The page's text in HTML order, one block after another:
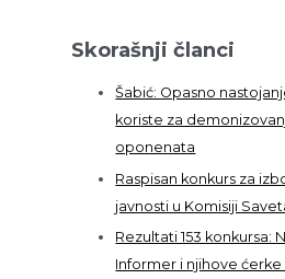
Skorašnji članci
Šabić: Opasno
koriste za
oponenata
Raspisan konkurs za
javnosti u Komisiji
Rezultati 153 konkursa:
Informer i njihove